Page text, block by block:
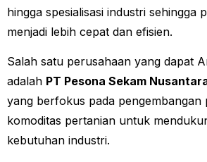
hingga spesialisasi industri sehingga
menjadi lebih cepat dan efisien.
Salah satu perusahaan yang dapat
adalah PT Pesona Sekam
yang berfokus pada pengembangan
komoditas pertanian untuk
kebutuhan industri.